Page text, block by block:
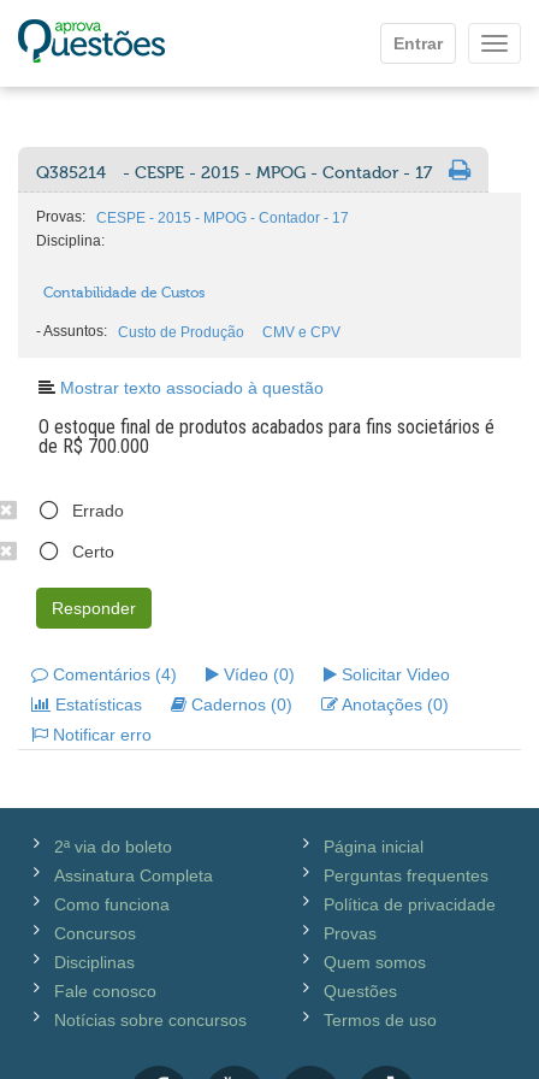
Entrar
Q385214 - CESPE - 2015 - MPOG - Contador - 17
Provas:
CESPE - 2015 - MPOG - Contador - 17
Disciplina:
Contabilidade de Custos
-Assuntos: Custo de Produção CMV e CPV
Mostrar texto associado à questão
O estoque final de produtos acabados para fins societários é
de R$ 700.000
Errado
Certo
Responder
Comentários (4) Vídeo (0)
Solicitar Video
Estatísticas
Cadernos (0)
Anotações (0)
Notificar erro
2ª via do boleto
Assinatura Completa
Como funciona
Concursos
Disciplinas
Fale conosco
Notícias sobre concursos
Página inicial
Perguntas frequentes
Política de privacidade
Provas
Quem somos
Questões
Termos de uso